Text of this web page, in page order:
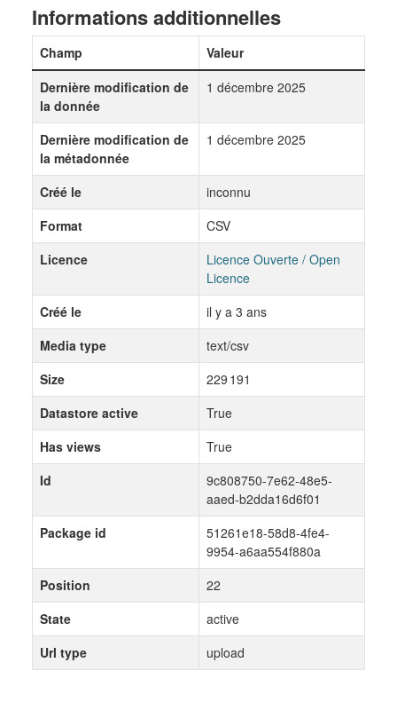
Informations additionnelles
Champ
Valeur
Dernière modification de
la donnée
1 décembre 2025
Dernière modification de
la métadonnée
1 décembre 2025
Créé le
inconnu
Format
CSV
Licence
Licence Ouverte / Open
Licence
Créé le
il y a 3 ans
Media type
text/csv
Size
229 191
Datastore active
True
Has views
True
Id
9c808750-7e62-48e5-
aaed-b2dda16d6f01
Package id
51261e18-58d8-4fe4-
9954-a6aa554f880a
Position
22
State
active
Url type
upload